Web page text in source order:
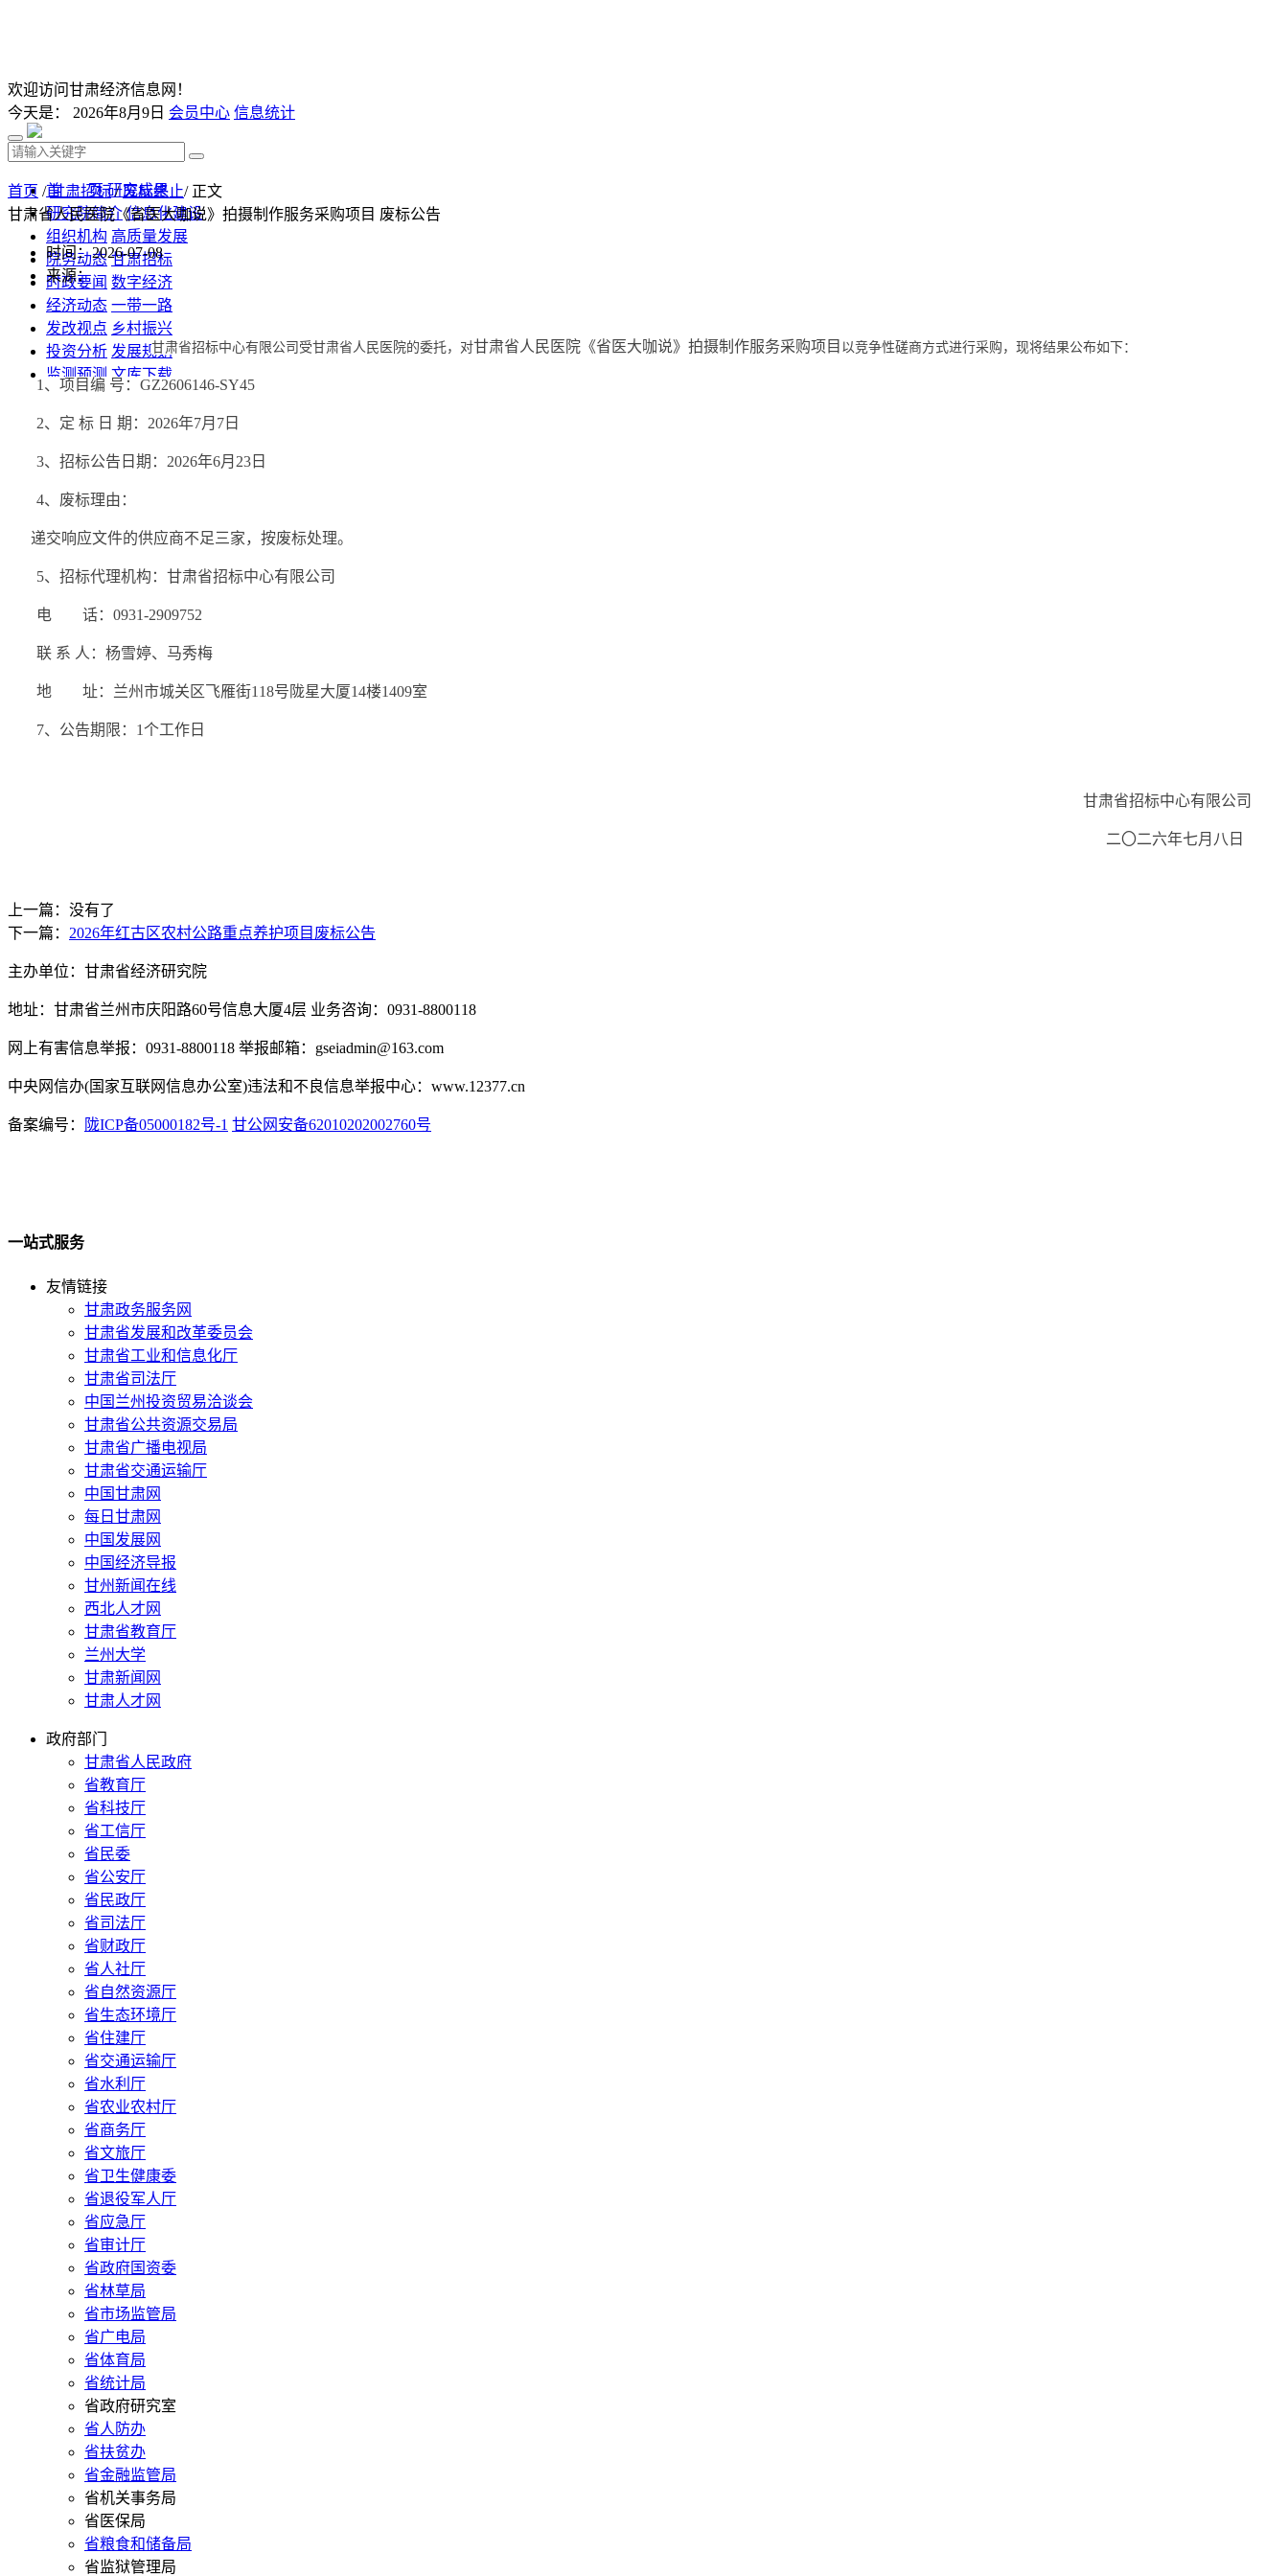
欢迎访问甘肃经济信息网！
今天是： 2026年8月9日 会员中心 信息统计
首 页 研究成果
研究院简介 信息化建设
组织机构 高质量发展
院务动态 甘肃招标
时政要闻 数字经济
经济动态 一带一路
发改视点 乡村振兴
投资分析 发展规划
监测预测 文库下载
首页 /甘肃招标/废标终止/ 正文
甘肃省人民医院《省医大咖说》拍摄制作服务采购项目 废标公告
时间：2026-07-08
来源：
甘肃省招标中心有限公司受甘肃省人民医院的委托，对甘肃省人民医院《省医大咖说》拍摄制作服务采购项目 以竞争性磋商方式进行采购，现将结果公布如下：
1、项目编 号：GZ2606146-SY45
2、定 标 日 期：2026年7月 7日
3、招标公告日期：2026年6月 23日
4、废标理由：
递交响应文件的供应商不足三家，按废标处理。
5、招标代理机构：甘肃省招标中心有限公司
电话：0931-2909752
联 系 人：杨雪婷、马秀梅
地址：兰州市城关区飞雁街118号陇星大厦14楼1409室
7、公告期限：1个工作日
甘肃省招标中心有限公司
二〇二六年七月八 日
上一篇：没有了
下一篇： 2026年红古区农村公路重点养护项目废标公告
主办单位：甘肃省经济研究院
地址：甘肃省兰州市庆阳路60号信息大厦4层 业务咨询：0931-8800118
网上有害信息举报：0931-8800118 举报邮箱：gseiadmin@163.com
中央网信办(国家互联网信息办公室)违法和不良信息举报中心：www.12377.cn
备案编号： 陇ICP备05000182号-1 甘公网安备62010202002760号
一站式服务
友情链接
甘肃政务服务网
甘肃省发展和改革委员会
甘肃省工业和信息化厅
甘肃省司法厅
中国兰州投资贸易洽谈会
甘肃省公共资源交易局
甘肃省广播电视局
甘肃省交通运输厅
中国甘肃网
每日甘肃网
中国发展网
中国经济导报
甘州新闻在线
西北人才网
甘肃省教育厅
兰州大学
甘肃新闻网
甘肃人才网
政府部门
甘肃省人民政府
省教育厅
省科技厅
省工信厅
省民委
省公安厅
省民政厅
省司法厅
省财政厅
省人社厅
省自然资源厅
省生态环境厅
省住建厅
省交通运输厅
省水利厅
省农业农村厅
省商务厅
省文旅厅
省卫生健康委
省退役军人厅
省应急厅
省审计厅
省政府国资委
省林草局
省市场监管局
省广电局
省体育局
省统计局
省政府研究室
省人防办
省扶贫办
省金融监管局
省机关事务局
省医保局
省粮食和储备局
省监狱管理局